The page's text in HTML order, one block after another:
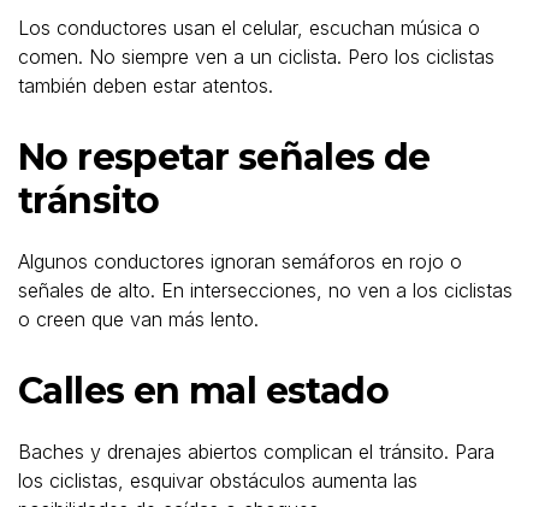
Los conductores usan el celular, escuchan música o
comen. No siempre ven a un ciclista. Pero los ciclistas
también deben estar atentos.
No respetar señales de
tránsito
Algunos conductores ignoran semáforos en rojo o
señales de alto. En intersecciones, no ven a los ciclistas
o creen que van más lento.
Calles en mal estado
Baches y drenajes abiertos complican el tránsito. Para
los ciclistas, esquivar obstáculos aumenta las